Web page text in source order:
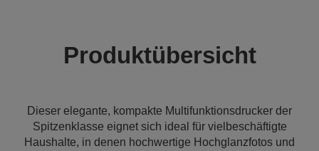
Produktübersicht
Dieser elegante, kompakte Multifunktionsdrucker der
Spitzenklasse eignet sich ideal für vielbeschäftigte
Haushalte, in denen hochwertige Hochglanzfotos und